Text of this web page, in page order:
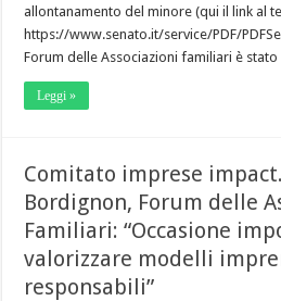
allontanamento del minore (qui il link al
https://www.senato.it/service/PDF/
Forum delle Associazioni familiari è stato
Leggi »
Comitato imprese
Bordignon, Forum delle
Familiari: “Occasione
valorizzare modelli
responsabili”